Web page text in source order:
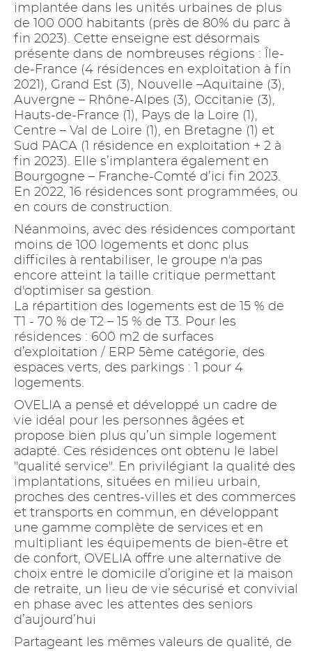
implantée dans les unités urbaines de plus
de 100 000 habitants (près de 80% du parc à
fin 2023). Cette enseigne est désormais
présente dans de nombreuses régions : Île-
de-France (4 résidences en exploitation à fin
2021), Grand Est (3), Nouvelle –Aquitaine (3),
Auvergne – Rhône-Alpes (3), Occitanie (3),
Hauts-de-France (1), Pays de la Loire (1),
Centre – Val de Loire (1), en Bretagne (1) et
Sud PACA (1 résidence en exploitation + 2 à
fin 2023). Elle s’implantera également en
Bourgogne – Franche-Comté d’ici fin 2023.
En 2022, 16 résidences sont programmées, ou
en cours de construction.
Néanmoins, avec des résidences comportant
moins de 100 logements et donc plus
difficiles à rentabiliser, le groupe n'a pas
encore atteint la taille critique permettant
d'optimiser sa gestion.
La répartition des logements est de 15 % de
T1 - 70 % de T2 – 15 % de T3. Pour les
résidences : 600 m2 de surfaces
d’exploitation / ERP 5ème catégorie, des
espaces verts, des parkings : 1 pour 4
logements.
OVELIA a pensé et développé un cadre de
vie idéal pour les personnes âgées et
propose bien plus qu’un simple logement
adapté. Ces résidences ont obtenu le label
"qualité service". En privilégiant la qualité des
implantations, situées en milieu urbain,
proches des centres-villes et des commerces
et transports en commun, en développant
une gamme complète de services et en
multipliant les équipements de bien-être et
de confort, OVELIA offre une alternative de
choix entre le domicile d’origine et la maison
de retraite, un lieu de vie sécurisé et convivial
en phase avec les attentes des seniors
d’aujourd’hui
Partageant les mêmes valeurs de qualité, de